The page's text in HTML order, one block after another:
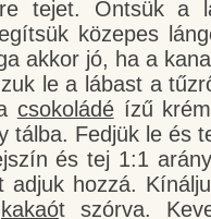
tejet. Öntsük a
közepes
akkor jó, ha a
le a lábast a
csokoládéízű
tálba. Fedjük le és
és tej 1:1
adjuk hozzá.
kakaót szórva.